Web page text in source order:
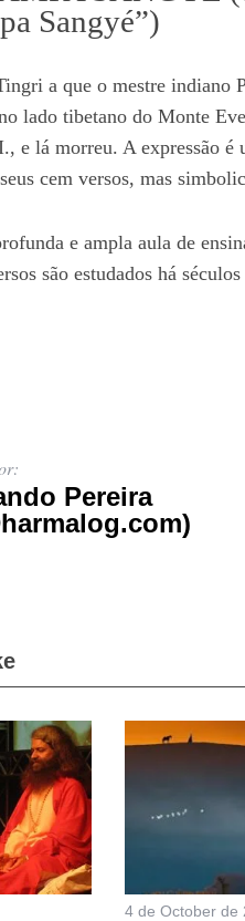
Sangyé”)
a que o mestre indiano
lado tibetano do Monte
e lá morreu. A expressão é
cem versos, mas
e ampla aula de
são estudados há
Pereira
4 de October de